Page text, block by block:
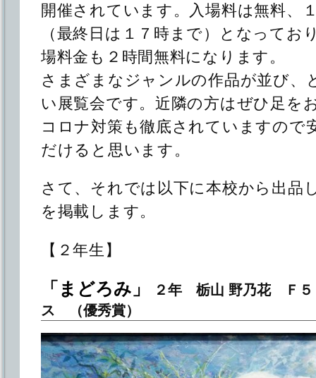
開催されています。入場料は無料、
（最終日は１７時まで）となってお
場料金も２時間無料になります。
さまざまなジャンルの作品が並び、
い展覧会です。近隣の方はぜひ足を
コロナ対策も徹底されていますので
だけると思います。
さて、それでは以下に本校から出品
を掲載します。
【２年生】
「まどろみ」
２年 栃山 野乃花 Ｆ５
ス （優秀賞）